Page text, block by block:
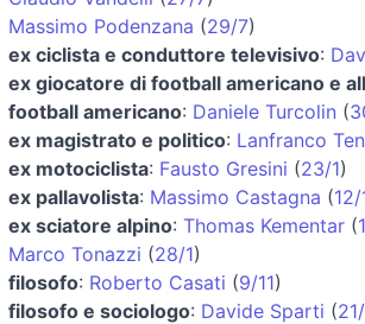
Massimo Podenzana (29/7)
ex ciclista e conduttore televisivo:
ex giocatore di football americano e
football americano: Daniele Turcolin (
ex magistrato e politico: Lanfranco
ex motociclista: Fausto Gresini (23/1)
ex pallavolista: Massimo Castagna (12/
ex sciatore alpino: Thomas Kementar (
Marco Tonazzi (28/1)
filosofo: Roberto Casati (9/11)
filosofo e sociologo: Davide Sparti (